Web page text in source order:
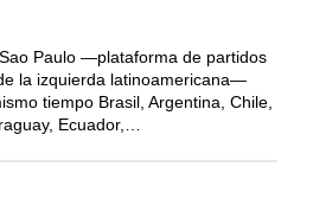
Paulo —plataforma de partidos
la izquierda latinoamericana—
tiempo Brasil, Argentina, Chile,
Ecuador,…